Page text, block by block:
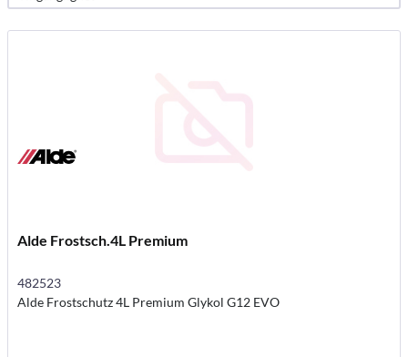
Alde Frostsch.4L Premium
482523
Alde Frostschutz 4L Premium Glykol G12 EVO